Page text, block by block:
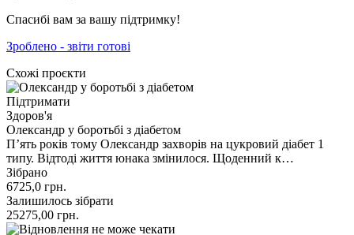
Спасибі вам за вашу підтримку!
Зроблено - звіти готові
Схожі проєкти
Підтримати
Здоров'я
Олександр у боротьбі з діабетом
П’ять років тому Олександр захворів на цукровий діабет 1
типу. Відтоді життя юнака змінилося. Щоденний к…
Зібрано
6725,0 грн.
Залишилось зібрати
25275,00 грн.